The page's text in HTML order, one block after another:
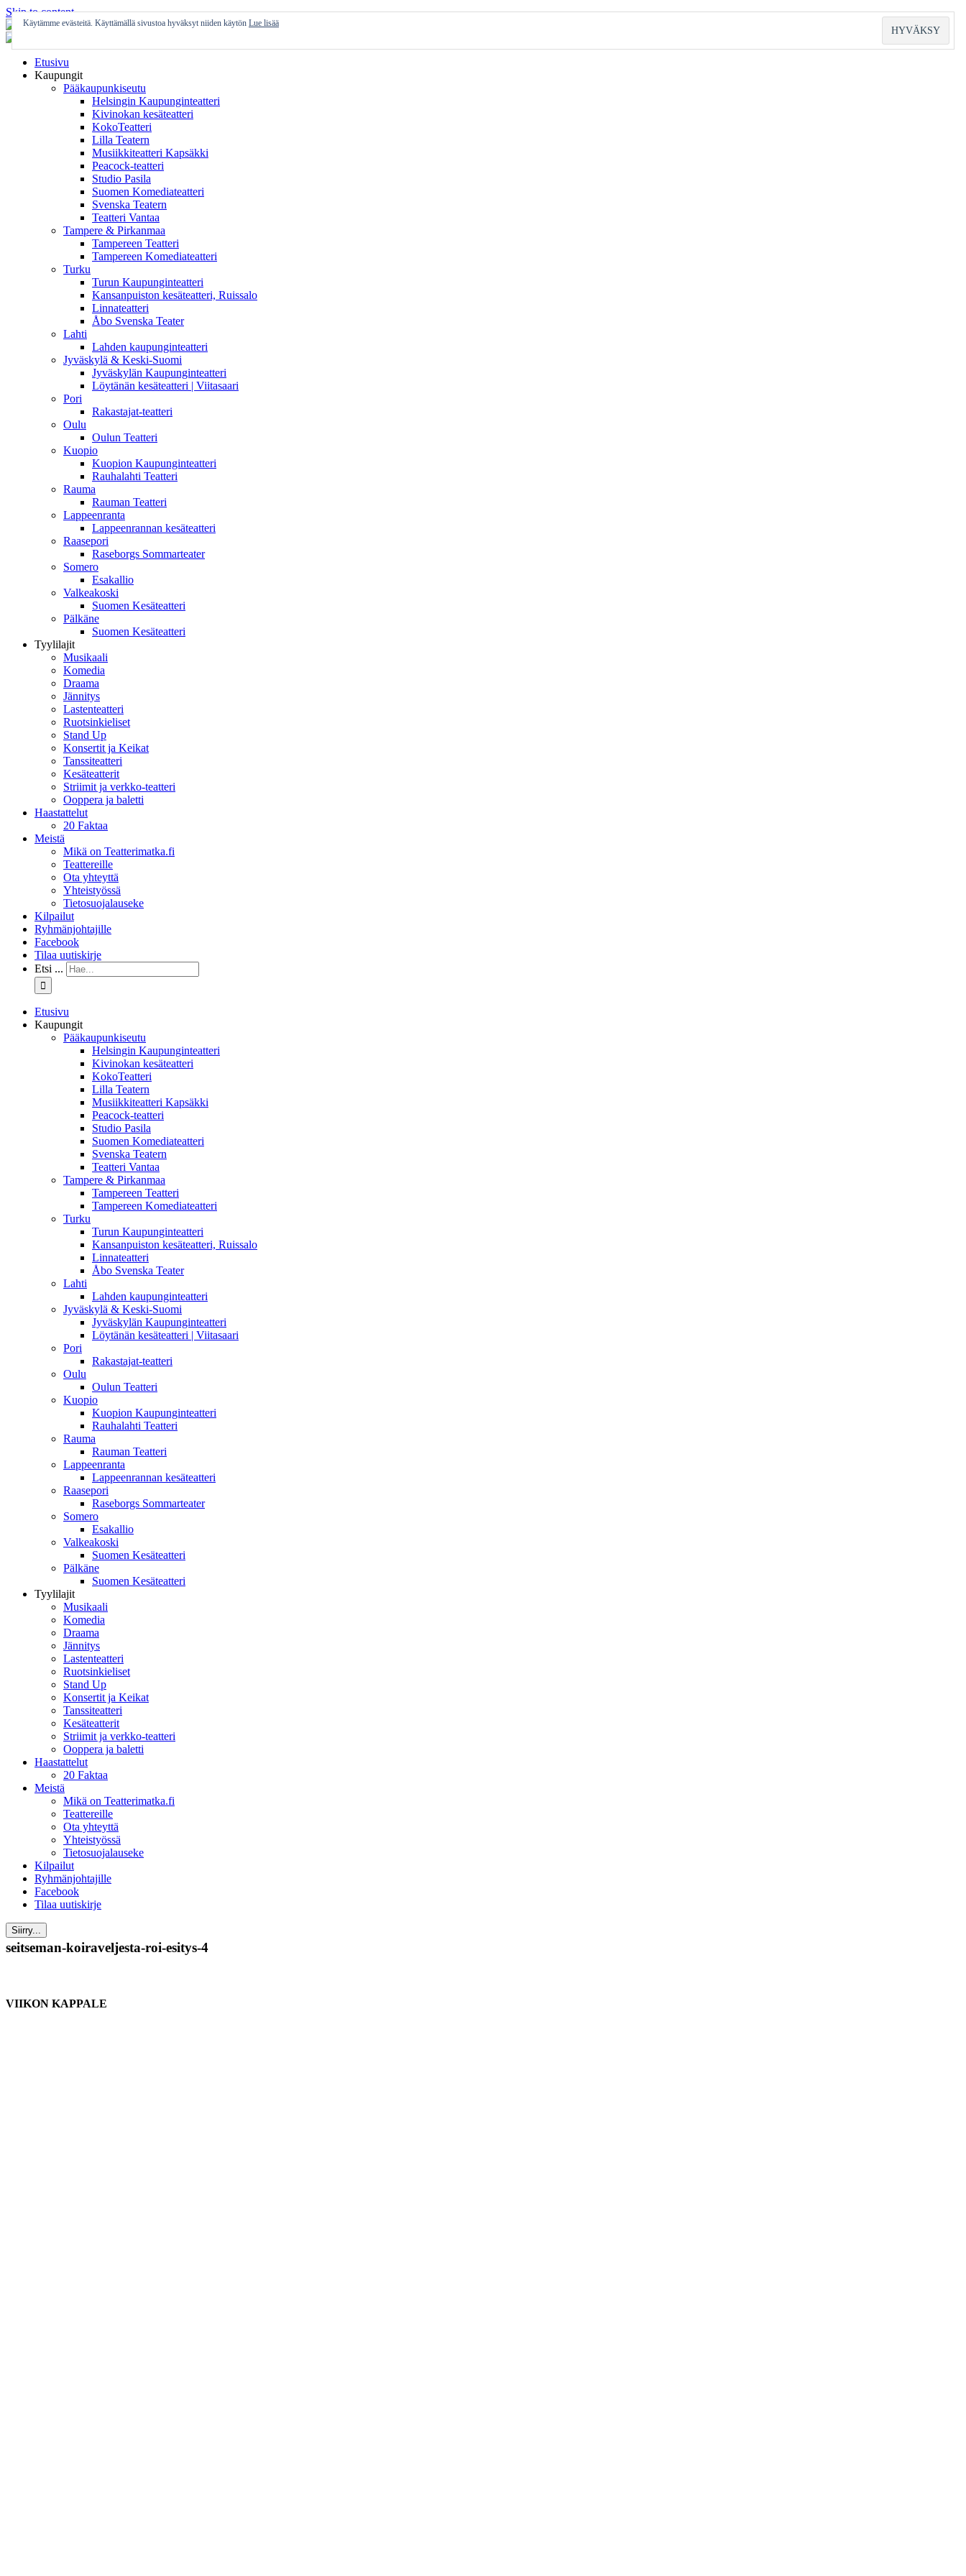
Skip to content
Etusivu
Kaupungit
Pääkaupunkiseutu
Helsingin Kaupunginteatteri
Kivinokan kesäteatteri
KokoTeatteri
Lilla Teatern
Musiikkiteatteri Kapsäkki
Peacock-teatteri
Studio Pasila
Suomen Komediateatteri
Svenska Teatern
Teatteri Vantaa
Tampere & Pirkanmaa
Tampereen Teatteri
Tampereen Komediateatteri
Turku
Turun Kaupunginteatteri
Kansanpuiston kesäteatteri, Ruissalo
Linnateatteri
Åbo Svenska Teater
Lahti
Lahden kaupunginteatteri
Jyväskylä & Keski-Suomi
Jyväskylän Kaupunginteatteri
Löytänän kesäteatteri | Viitasaari
Pori
Rakastajat-teatteri
Oulu
Oulun Teatteri
Kuopio
Kuopion Kaupunginteatteri
Rauhalahti Teatteri
Rauma
Rauman Teatteri
Lappeenranta
Lappeenrannan kesäteatteri
Raasepori
Raseborgs Sommarteater
Somero
Esakallio
Valkeakoski
Suomen Kesäteatteri
Pälkäne
Suomen Kesäteatteri
Tyylilajit
Musikaali
Komedia
Draama
Jännitys
Lastenteatteri
Ruotsinkieliset
Stand Up
Konsertit ja Keikat
Tanssiteatteri
Kesäteatterit
Striimit ja verkko-teatteri
Ooppera ja baletti
Haastattelut
20 Faktaa
Meistä
Mikä on Teatterimatka.fi
Teattereille
Ota yhteyttä
Yhteistyössä
Tietosuojalauseke
Kilpailut
Ryhmänjohtajille
Facebook
Tilaa uutiskirje
Etsi ...
Etusivu
Kaupungit
Pääkaupunkiseutu
Helsingin Kaupunginteatteri
Kivinokan kesäteatteri
KokoTeatteri
Lilla Teatern
Musiikkiteatteri Kapsäkki
Peacock-teatteri
Studio Pasila
Suomen Komediateatteri
Svenska Teatern
Teatteri Vantaa
Tampere & Pirkanmaa
Tampereen Teatteri
Tampereen Komediateatteri
Turku
Turun Kaupunginteatteri
Kansanpuiston kesäteatteri, Ruissalo
Linnateatteri
Åbo Svenska Teater
Lahti
Lahden kaupunginteatteri
Jyväskylä & Keski-Suomi
Jyväskylän Kaupunginteatteri
Löytänän kesäteatteri | Viitasaari
Pori
Rakastajat-teatteri
Oulu
Oulun Teatteri
Kuopio
Kuopion Kaupunginteatteri
Rauhalahti Teatteri
Rauma
Rauman Teatteri
Lappeenranta
Lappeenrannan kesäteatteri
Raasepori
Raseborgs Sommarteater
Somero
Esakallio
Valkeakoski
Suomen Kesäteatteri
Pälkäne
Suomen Kesäteatteri
Tyylilajit
Musikaali
Komedia
Draama
Jännitys
Lastenteatteri
Ruotsinkieliset
Stand Up
Konsertit ja Keikat
Tanssiteatteri
Kesäteatterit
Striimit ja verkko-teatteri
Ooppera ja baletti
Haastattelut
20 Faktaa
Meistä
Mikä on Teatterimatka.fi
Teattereille
Ota yhteyttä
Yhteistyössä
Tietosuojalauseke
Kilpailut
Ryhmänjohtajille
Facebook
Tilaa uutiskirje
Siirry...
seitseman-koiraveljesta-roi-esitys-4
VIIKON KAPPALE
Käytämme evästeitä. Käyttämällä sivustoa hyväksyt niiden käytön Lue lisää